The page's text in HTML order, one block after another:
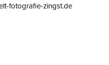
fotografie-zingst.de